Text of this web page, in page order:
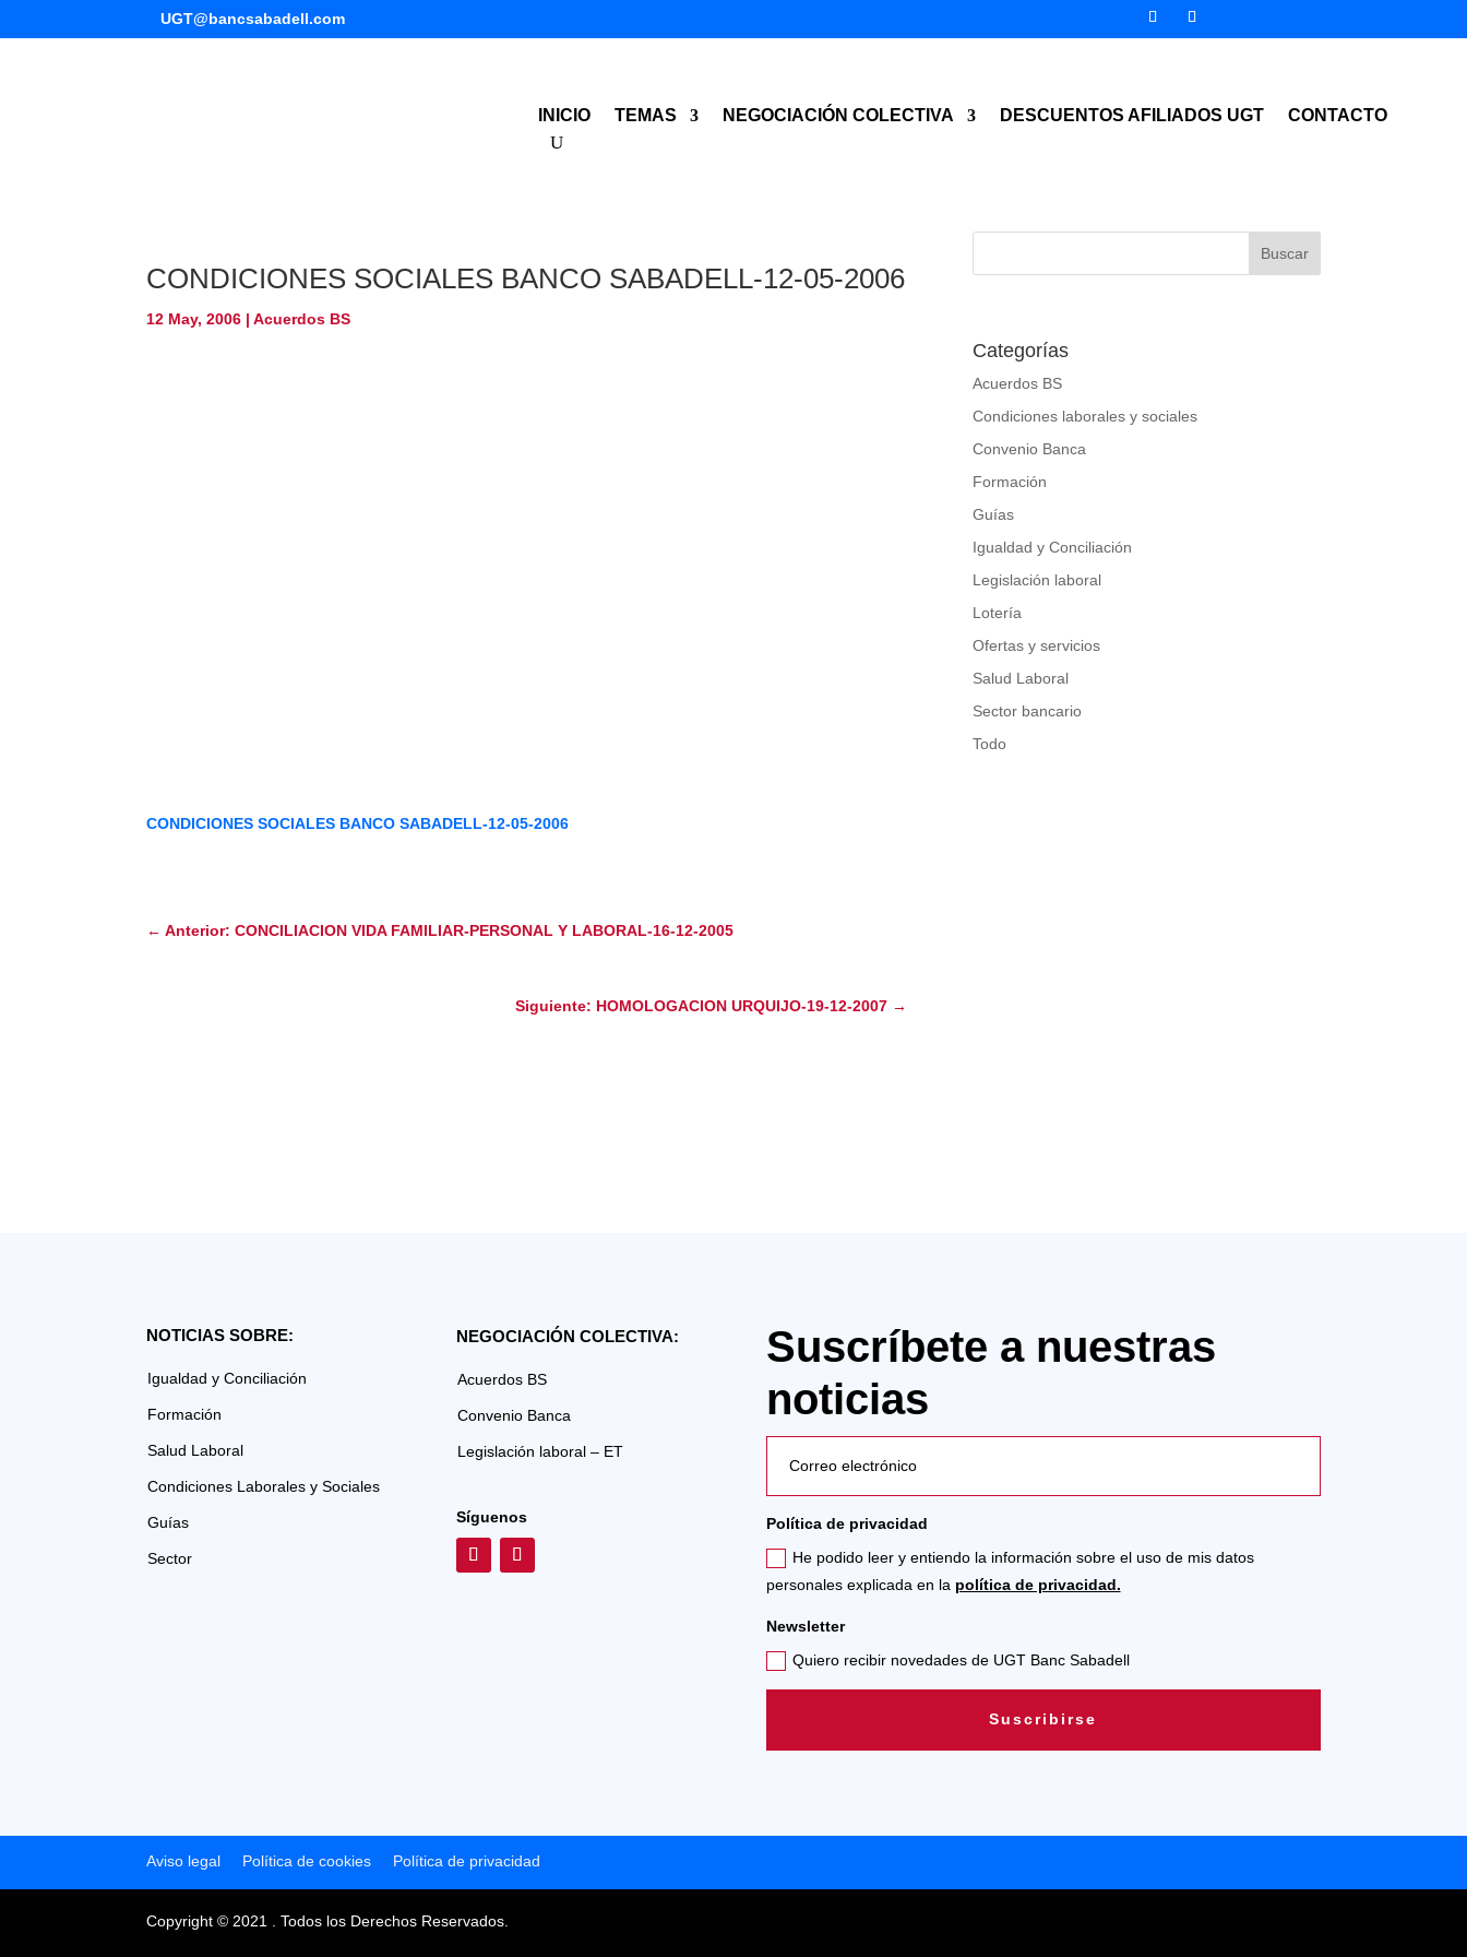
UGT@bancsabadell.com
INICIO TEMAS NEGOCIACIÓN COLECTIVA DESCUENTOS AFILIADOS UGT CONTACTO
CONDICIONES SOCIALES BANCO SABADELL-12-05-2006
12 May, 2006 |Acuerdos BS
CONDICIONES SOCIALES BANCO SABADELL-12-05-2006
←Anterior: CONCILIACION VIDA FAMILIAR-PERSONAL Y LABORAL-16-12-2005
Siguiente: HOMOLOGACION URQUIJO-19-12-2007 →
Categorías
Acuerdos BS
Condiciones laborales y sociales
Convenio Banca
Formación
Guías
Igualdad y Conciliación
Legislación laboral
Lotería
Ofertas y servicios
Salud Laboral
Sector bancario
Todo
NOTICIAS SOBRE:
Igualdad y Conciliación
Formación
Salud Laboral
Condiciones Laborales y Sociales
Guías
Sector
NEGOCIACIÓN COLECTIVA:
Acuerdos BS
Convenio Banca
Legislación laboral – ET
Síguenos
Suscríbete a nuestras
noticias
Política de privacidad
He podido leer y entiendo la información sobre el uso de mis datos
personales explicada en la política de privacidad.
Newsletter
Quiero recibir novedades de UGT Banc Sabadell
Suscribirse
Aviso legal Política de cookies Política de privacidad
Copyright © 2021 . Todos los Derechos Reservados.